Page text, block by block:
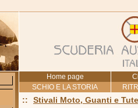
Home page
SCHIO E LA STORIA
:: Stivali Moto, Guanti e